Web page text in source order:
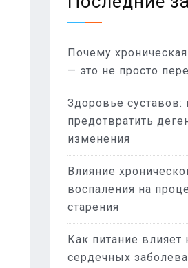
Почему хроническая
— это не просто
Здоровье суставов:
предотвратить
изменения
Влияние
воспаления на
старения
Как питание влияет
сердечных